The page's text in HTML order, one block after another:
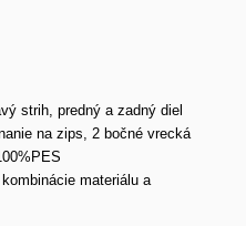
strih, predný a zadný diel
na zips, 2 bočné vrecká
materiálu a